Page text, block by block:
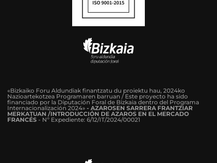
«Bizkaiko Foru Aldundiak finantzatu du proiektu hau, 2024ko
Nazioartekotzea Programaren barruan / Este proyecto ha sido
financiado por la Diputación Foral de Bizkaia dentro del Programa
Internacionalización 2024» - AZAROSEN SARRERA FRANTZIAR
MERKATUAN /INTRODUCCIÓN DE AZAROS EN EL MERCADO
FRANCÉS - Nº Expediente: 6/12/IT/2024/00021